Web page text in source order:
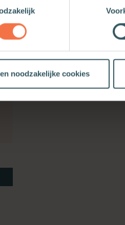
noodzakelijke cookies